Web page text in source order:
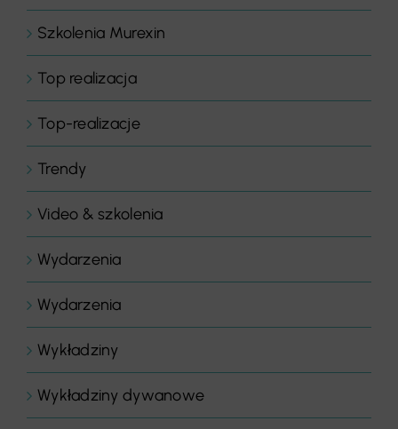
Szkolenia Murexin
Top realizacja
Top-realizacje
Trendy
Video & szkolenia
Wydarzenia
Wydarzenia
Wykładziny
Wykładziny dywanowe